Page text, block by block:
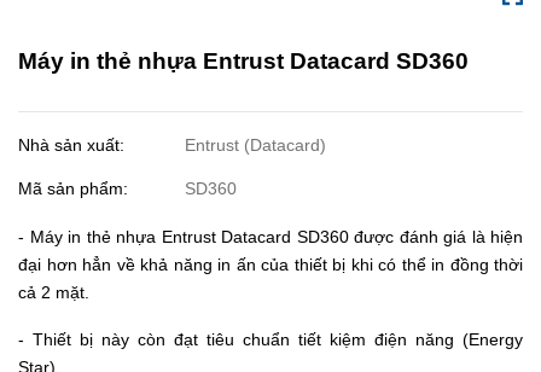
Máy in thẻ nhựa Entrust Datacard SD360
Nhà sản xuất: Entrust (Datacard)
Mã sản phẩm: SD360
- Máy in thẻ nhựa Entrust Datacard SD360 được đánh giá là hiện
đại hơn hẳn về khả năng in ấn của thiết bị khi có thể in đồng thời
cả 2 mặt.
- Thiết bị này còn đạt tiêu chuẩn tiết kiệm điện năng (Energy
Star).